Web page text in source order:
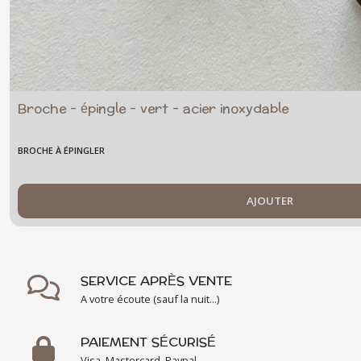
Broche - épingle - vert - acier inoxydable
BROCHE À ÉPINGLER
AJOUTER
SERVICE APRÈS VENTE
A votre écoute (sauf la nuit...)
PAIEMENT SÉCURISÉ